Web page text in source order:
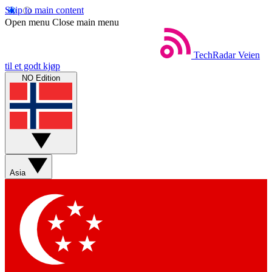
Skip to main content
Open menu Close main menu
TechRadar Veien
til et godt kjøp
NO Edition
Asia